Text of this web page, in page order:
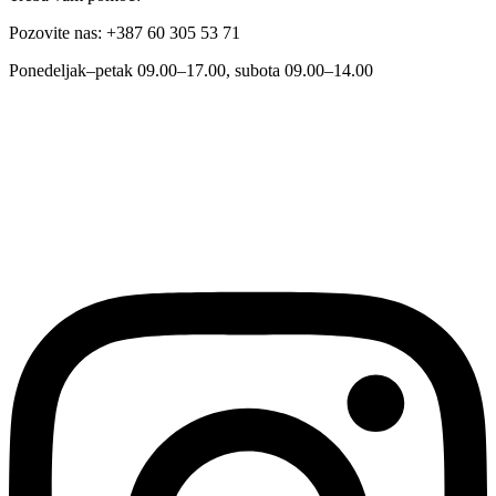
Pozovite nas: +387 60 305 53 71
Ponedeljak–petak 09.00–17.00, subota 09.00–14.00